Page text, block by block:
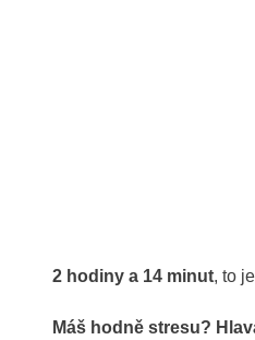
2 hodiny a 14 minut, to
Máš hodně stresu?